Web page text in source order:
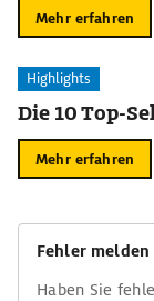
Mehr erfahren
Highlights
Die 10 Top-
Mehr erfahren
Fehler melden
Haben Sie